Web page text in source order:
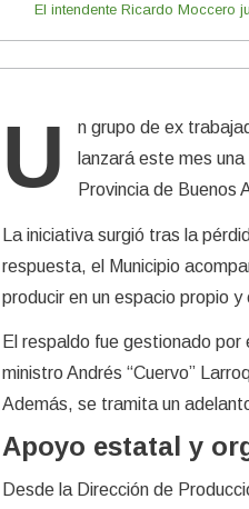
El intendente Ricardo Moccero
U
n grupo de ex
lanzará este mes
Provincia de Buenos
La iniciativa surgió tras la
respuesta, el Municipio
producir en un espacio propio
El respaldo fue gestionado por
ministro Andrés “Cuervo”
Además, se tramita un
Apoyo estatal y
Desde la Dirección de